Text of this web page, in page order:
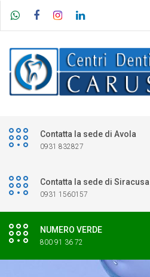
Contatta la sede di Avola
0931 832827
Contatta la sede di Siracusa
0931 1560157
NUMERO VERDE
800 91 36 72